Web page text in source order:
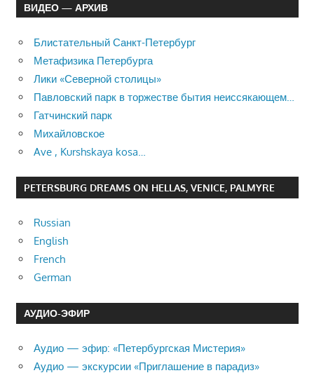
ВИДЕО — АРХИВ
Блистательный Санкт-Петербург
Метафизика Петербурга
Лики «Северной столицы»
Павловский парк в торжестве бытия неиссякающем…
Гатчинский парк
Михайловское
Ave , Kurshskaya kosa…
PETERSBURG DREAMS ON HELLAS, VENICE, PALMYRE
Russian
English
French
German
АУДИО-ЭФИР
Аудио — эфир: «Петербургская Мистерия»
Аудио — экскурсии «Приглашение в парадиз»